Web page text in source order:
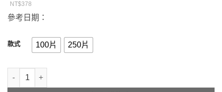
NT$378
參考日期：
款式 100片 250片
Bioglan Superfoods Organic Turmeric 1000mg 有機薑黃100/250